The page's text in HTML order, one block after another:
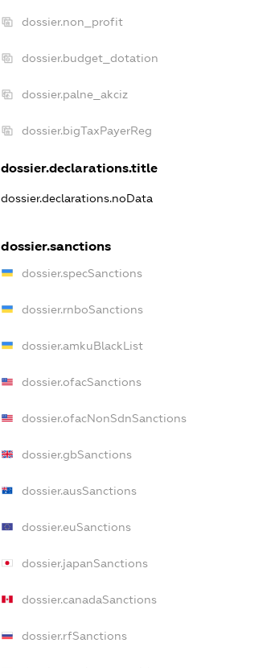
dossier.non_profit
dossier.budget_dotation
dossier.palne_akciz
dossier.bigTaxPayerReg
dossier.declarations.title
dossier.declarations.noData
dossier.sanctions
dossier.specSanctions
dossier.rnboSanctions
dossier.amkuBlackList
dossier.ofacSanctions
dossier.ofacNonSdnSanctions
dossier.gbSanctions
dossier.ausSanctions
dossier.euSanctions
dossier.japanSanctions
dossier.canadaSanctions
dossier.rfSanctions